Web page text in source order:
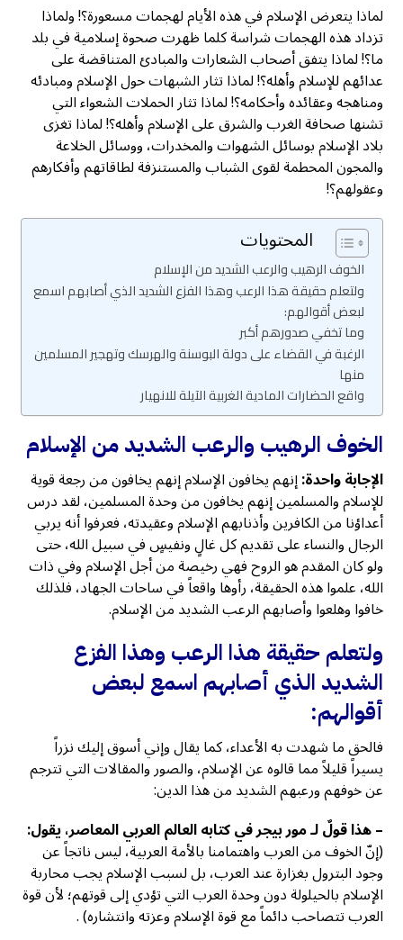
لماذا يتعرض الإسلام في هذه الأيام لهجمات مسعورة؟! ولماذا
تزداد هذه الهجمات شراسة كلما ظهرت صحوة إسلامية في بلد
ما؟! لماذا يتفق أصحاب الشعارات والمبادئ المتناقضة على
عدائهم للإسلام وأهله؟! لماذا تثار الشبهات حول الإسلام ومبادئه
ومناهجه وعقائده وأحكامه؟! لماذا تثار الحملات الشعواء التي
تشنها صحافة الغرب والشرق على الإسلام وأهله؟! لماذا تغزى
بلاد الإسلام بوسائل الشهوات والمخدرات، ووسائل الخلاعة
والمجون المحطمة لقوى الشباب والمستنزفة لطاقاتهم وأفكارهم
وعقولهم؟!
المحتويات
الخوف الرهيب والرعب الشديد من الإسلام
ولتعلم حقيقة هذا الرعب وهذا الفزع الشديد الذي أصابهم اسمع
لبعض أقوالهم:
وما تخفي صدورهم أكبر
الرغبة في القضاء على دولة البوسنة والهرسك وتهجير المسلمين
منها
واقع الحضارات المادية الغربية الآيلة للانهيار
الخوف الرهيب والرعب الشديد من الإسلام
الإجابة واحدة:إنهم يخافون الإسلام إنهم يخافون من رجعة قوية
للإسلام والمسلمين إنهم يخافون من وحدة المسلمين، لقد درس
أعداؤنا من الكافرين وأذنابهم الإسلام وعقيدته، فعرفوا أنه يربي
الرجال والنساء على تقديم كل غالٍ ونفيسٍ في سبيل الله، حتى
ولو كان المقدم هو الروح فهي رخيصة من أجل الإسلام وفي ذات
الله، علموا هذه الحقيقة، رأوها واقعاً في ساحات الجهاد، فلذلك
خافوا وهلعوا وأصابهم الرعب الشديد من الإسلام.
ولتعلم حقيقة هذا الرعب وهذا الفزع
الشديد الذي أصابهم اسمع لبعض
أقوالهم:
فالحق ما شهدت به الأعداء، كما يقال وإني أسوق إليك نزراً
يسيراً قليلاً مما قالوه عن الإسلام، والصور والمقالات التي تترجم
عن خوفهم ورعبهم الشديد من هذا الدين:
– هذا قولٌ لـ مور بيجر في كتابه العالم العربي المعاصر، يقول:
(إنّ الخوف من العرب واهتمامنا بالأمة العربية، ليس ناتجاً عن
وجود البترول بغزارة عند العرب، بل لسبب الإسلام يجب محاربة
الإسلام بالحيلولة دون وحدة العرب التي تؤدي إلى قوتهم؛ لأن قوة
العرب تتصاحب دائماً مع قوة الإسلام وعزته وانتشاره) .